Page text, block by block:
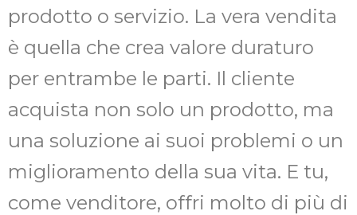
prodotto o servizio. La vera vendita
è quella che crea valore duraturo
per entrambe le parti. Il cliente
acquista non solo un prodotto, ma
una soluzione ai suoi problemi o un
miglioramento della sua vita. E tu,
come venditore, offri molto di più di